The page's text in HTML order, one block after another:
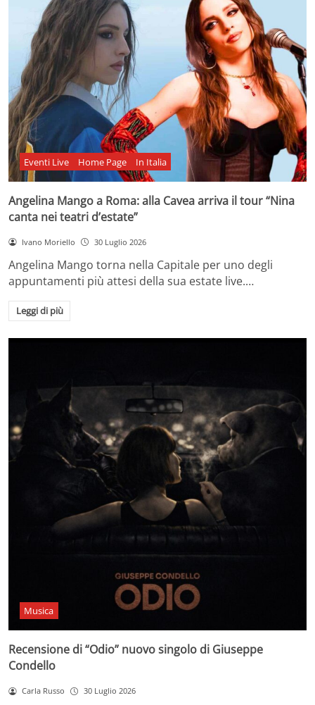
Eventi Live Home Page In Italia
Angelina Mango a Roma: alla Cavea arriva il tour “Nina
canta nei teatri d’estate”
Ivano Moriello 30 Luglio 2026
Angelina Mango torna nella Capitale per uno degli
appuntamenti più attesi della sua estate live.…
Leggi di più
Musica
Recensione di “Odio” nuovo singolo di Giuseppe
Condello
Carla Russo 30 Luglio 2026